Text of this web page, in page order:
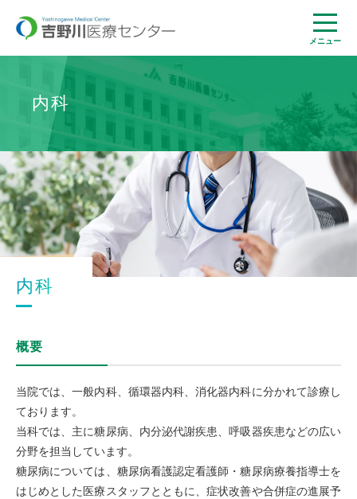
メニュー
内科
内科
概要
当院では、一般内科、循環器内科、消化器内科に分かれて診療し
ております。
当科では、主に糖尿病、内分泌代謝疾患、呼吸器疾患などの広い
分野を担当しています。
糖尿病については、糖尿病看護認定看護師・糖尿病療養指導士を
はじめとした医療スタッフとともに、症状改善や合併症の進展予